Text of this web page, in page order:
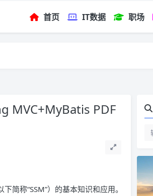
首页 IT数据 职场
MVC+MyBatis PDF
简称“SSM”）的基本知识和应用。